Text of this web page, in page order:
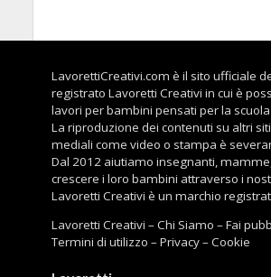
LavorettiCreativi.com è il sito ufficiale
registrato Lavoretti Creativi in cui è
lavori per bambini pensati per la
La riproduzione dei contenuti su altri
mediali come video o stampa è
Dal 2012 aiutiamo insegnanti,
crescere i loro bambini attraverso i
Lavoretti Creativi è un marchio
Lavoretti Creativi –Chi Siamo –Fai
Termini di utilizzo –Privacy–Cookie